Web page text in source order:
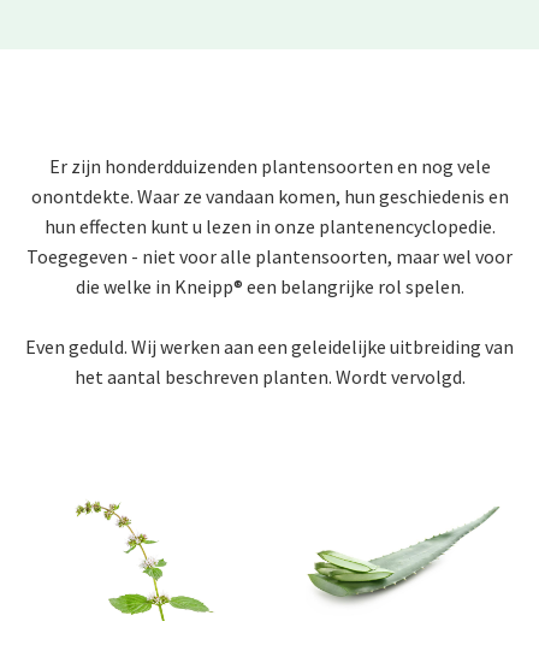
Er zijn honderdduizenden plantensoorten en nog vele
onontdekte. Waar ze vandaan komen, hun geschiedenis en
hun effecten kunt u lezen in onze plantenencyclopedie.
Toegegeven - niet voor alle plantensoorten, maar wel voor
die welke in Kneipp® een belangrijke rol spelen.
Even geduld. Wij werken aan een geleidelijke uitbreiding van
het aantal beschreven planten. Wordt vervolgd.